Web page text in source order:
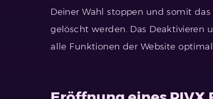
Deiner Wahl stoppen und somit
gelöscht werden. Das Deaktivieren
alle Funktionen der Website